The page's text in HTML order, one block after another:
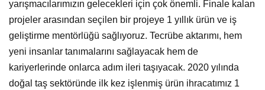
yarışmacılarımızın gelecekleri için çok önemli. Finale kalan
projeler arasından seçilen bir projeye 1 yıllık ürün ve iş
geliştirme mentörlüğü sağlıyoruz. Tecrübe aktarımı, hem
yeni insanlar tanımalarını sağlayacak hem de
kariyerlerinde onlarca adım ileri taşıyacak. 2020 yılında
doğal taş sektöründe ilk kez işlenmiş ürün ihracatımız 1